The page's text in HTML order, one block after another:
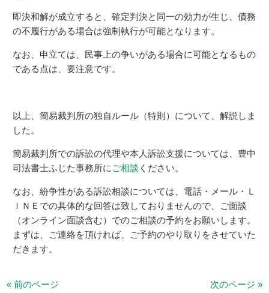
即決和解が成立すると、確定判決と同一の効力が生じ、債務
の不履行がある場合は強制執行が可能となります。
なお、申立ては、民事上の争いがある場合に可能となるもの
である点は、要注意です。
以上、簡易裁判所の独自ルール（特則）について、解説しま
した。
簡易裁判所での訴訟の代理や本人訴訟支援については、豊中
司法書士ふじた事務所に ご相談 ください。
なお、紛争性がある訴訟相談については、電話・メール・Ｌ
ＩＮＥでの具体的な回答は致しておりませんので、ご面談
（オンライン面談含む）でのご相談の予約をお願いします。
まずは、ご連絡を頂ければ、ご予約のやり取りをさせていた
だきます。
« 前のページ 次のページ »